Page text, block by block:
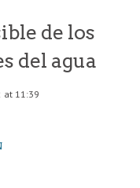
de los
del agua
at 11:39